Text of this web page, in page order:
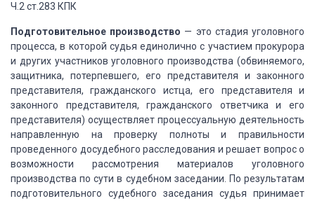
Ч.2 ст.283 КПК
Подготовительное производство — это стадия уголовного
процесса, в которой судья единолично с участием прокурора
и других участников уголовного производства (обвиняемого,
защитника, потерпевшего, его представителя и законного
представителя, гражданского истца, его представителя и
законного представителя, гражданского ответчика и его
представителя) осуществляет процессуальную деятельность
направленную на проверку полноты и правильности
проведенного досудебного расследования и решает вопрос о
возможности рассмотрения материалов уголовного
производства по сути в судебном заседании.
По результатам
подготовительного судебного заседания судья принимает